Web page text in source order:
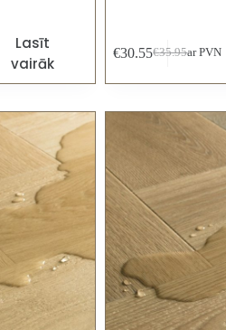
Lasīt
vairāk
€35.95
€30.55 ar PVN